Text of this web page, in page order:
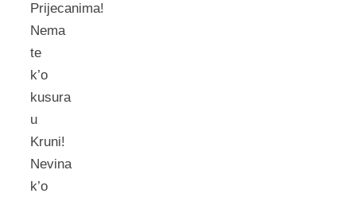
Prijecanima!
Nema
te
k’o
kusura
u
Kruni!
Nevina
k’o